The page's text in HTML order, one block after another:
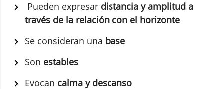
Pueden expresar distancia y amplitud a
través de la relación con el horizonte
Se consideran una base
Son estables
Evocan calma y descanso